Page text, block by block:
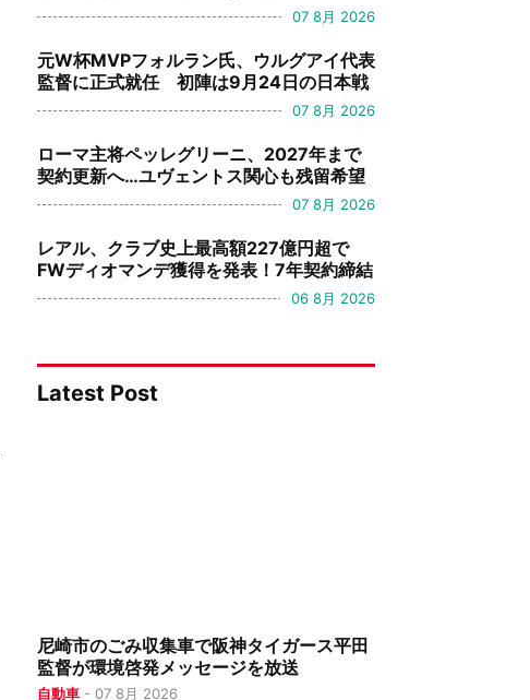
07 8月 2026
元W杯MVPフォルラン氏、ウルグアイ代表
監督に正式就任 初陣は9月24日の日本戦
07 8月 2026
ローマ主将ペッレグリーニ、2027年まで
契約更新へ…ユヴェントス関心も残留希望
07 8月 2026
レアル、クラブ史上最高額227億円超で
FWディオマンデ獲得を発表！7年契約締結
06 8月 2026
Latest Post
尼崎市のごみ収集車で阪神タイガース平田
監督が環境啓発メッセージを放送
自動車 - 07 8月 2026